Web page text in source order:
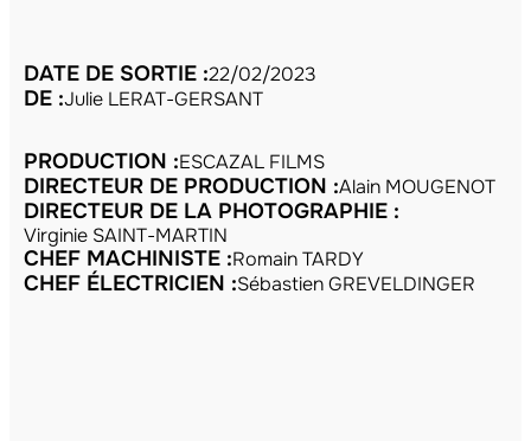
DATE DE SORTIE :22/02/2023
DE :Julie LERAT-GERSANT
PRODUCTION :ESCAZAL FILMS
DIRECTEUR DE PRODUCTION :Alain MOUGENOT
DIRECTEUR DE LA PHOTOGRAPHIE :
Virginie SAINT-MARTIN
CHEF MACHINISTE :Romain TARDY
CHEF ÉLECTRICIEN :Sébastien GREVELDINGER